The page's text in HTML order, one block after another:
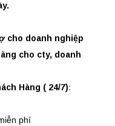
cho doanh nghiệp
cho cty, doanh
Hàng ( 24/7):
phí